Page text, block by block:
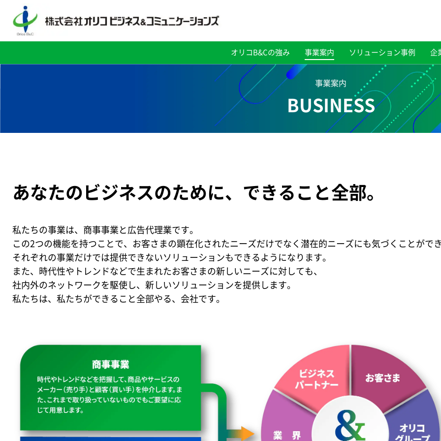
オリコB&Cの強み 事業案内 ソリューション事例 企
事業案内
BUSINESS
あなたのビジネスのために、 できること全部。
私たちの事業は、商事事業と広告代理業です。
この2つの機能を持つことで、お客さまの顕在化されたニーズだけでなく潜在的ニーズにも気づくことがで
それぞれの事業だけでは提供できないソリューションもできるようになります。
また、時代性やトレンドなどで生まれたお客さまの新しいニーズに対しても、
社内外のネットワークを駆使し、新しいソリューションを提供します。
私たちは、私たちができること全部やる、会社です。